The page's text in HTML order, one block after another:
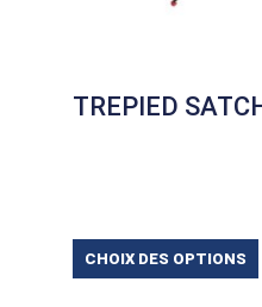
TREPIED
CHOIX DES OPTIONS